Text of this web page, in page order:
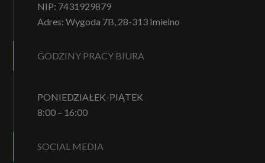
NIP: 7431929879
Adres: Wygoda 7B, 28-313 Imielno
GODZINY PRACY BIURA
PONIEDZIAŁEK-PIĄTEK
8:00 – 16:00
SOCIAL MEDIA